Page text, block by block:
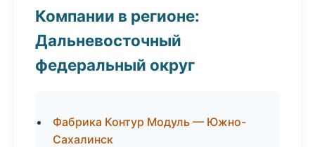
Компании в регионе:
Дальневосточный
федеральный округ
Фабрика Контур Модуль — Южно-
Сахалинск